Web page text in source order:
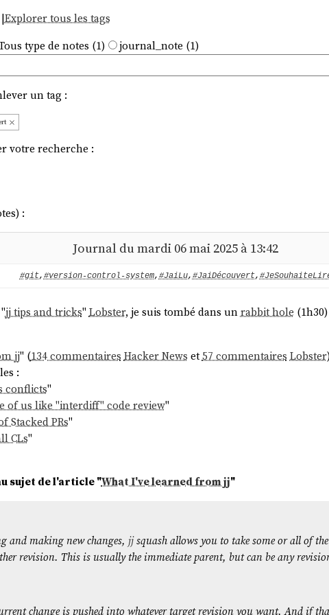
Explorer tous les tags
type de notes (1) journal_note (1)
un tag :
votre recherche :
:
Journal du mardi 06 mai 2025 à 13:42
#git, #version-control-system, #JaiLu, #JaiDécouvert,
jj tips and tricks"Lobster, je suis tombé dans unrabbit hole
jj" (134 commentaires Hacker News et57 commentaires Lobster
:
conflicts"
of us like "interdiff" code review"
Stacked PRs"
CLs"
sujet de l'article "What I've learned from jj"
and making new changes, jjsquash allows you to take some or all of
revision. This is usually the immediate parent, but can be any
change is pushed into whatever target revision you want. And if